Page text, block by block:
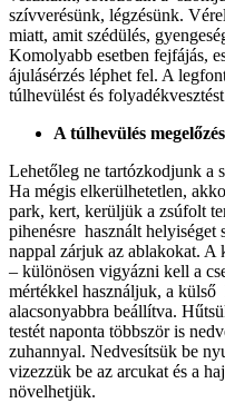
szívverésünk, légzésünk.
miatt, amit szédülés,
Komolyabb esetben fejfájás,
ájulásérzés léphet fel. A
túlhevülést és
A túlhevülés
Lehetőleg ne tartózkodjunk a
Ha mégis elkerülhetetlen,
park, kert, kerüljük a zsúfolt
pihenésre használt
nappal zárjuk az ablakokat. A
– különösen vigyázni kell a
mértékkel használjuk, a külső
alacsonyabbra beállítva.
testét naponta többször is
zuhannyal. Nedvesítsük be
vizezzük be az arcukat és a
növelhetjük.